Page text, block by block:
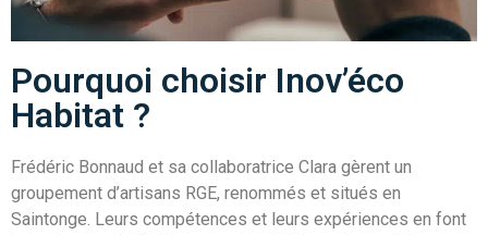
Pourquoi choisir Inov’éco
Habitat ?
Frédéric Bonnaud et sa collaboratrice Clara gèrent un
groupement d’artisans RGE, renommés et situés en
Saintonge. Leurs compétences et leurs expériences en font